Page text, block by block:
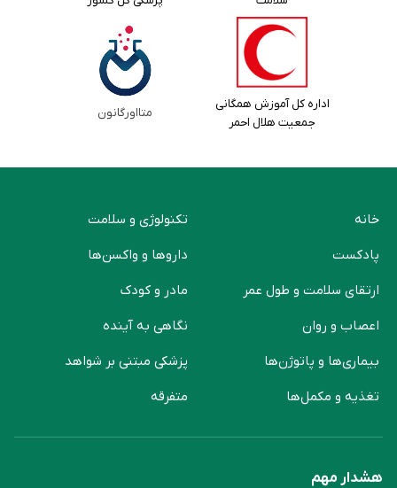
اداره کل آموزش همگانی
جمعیت هلال احمر
متااورگانون
خانه
پادکست
ارتقای سلامت و طول عمر
اعصاب و روان
بیماری‌ها و پاتوژن‌ها
تغذیه و مکمل‌ها
تکنولوژی و سلامت
دارو‌ها و واکسن‌ها
مادر و کودک
نگاهی به آینده
پزشکی مبتنی بر شواهد
متفرقه
هشدار مهم